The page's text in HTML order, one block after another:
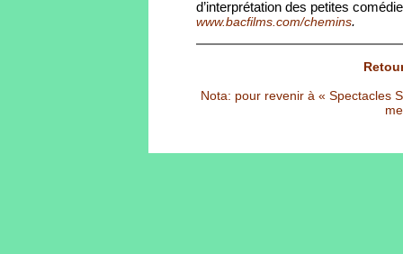
d’interprétation des petites
www.bacfilms.com/chemins.
Nota: pour revenir à « Spectacles